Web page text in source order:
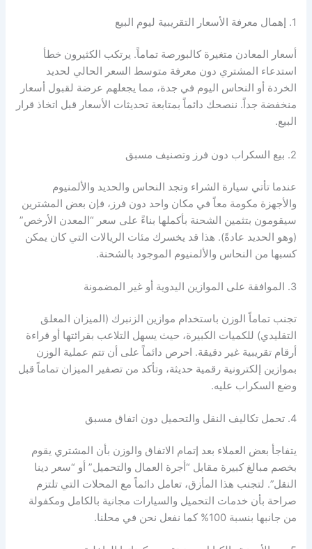
1. إهمال معرفة الأسعار التقريبية ليوم البيع
أسعار المعادن متغيرة كالبورصة تماماً. يرتكب الكثيرون خطأ
استدعاء المشتري دون معرفة متوسط السعر الحالي لحديد
الخردة أو النحاس اليوم في جدة، مما يجعلهم عرضة لقبول أسعار
منخفضة جداً. ننصحك دائماً بمتابعة تحديثات الأسعار قبل اتخاذ قرار
البيع.
2. بيع السكراب دون فرز وتصنيف مسبق
عندما تأتي سيارة الشراء وتجد النحاس والحديد والألمنيوم
والأجهزة مكومة معاً في مكان واحد دون فرز، فإن بعض المشترين
سيقومون بتثمين الشحنة بأكملها بناءً على سعر “المعدن الأرخص”
(وهو الحديد عادةً). هذا قد يخسرك مئات الريالات التي كان يمكن
كسبها من النحاس والألمنيوم الموجود بالشحنة.
3. الموافقة على الموازين اليدوية أو غير المضمونة
تجنب تماماً الوزن باستخدام موازين الزنبرك (الميزان المعلق
التقليدي) للكميات الكبيرة، حيث يسهل التلاعب بقرائتها أو قراءة
أرقام تقريبية غير دقيقة. احرص دائماً على أن تتم عملية الوزن
بموازين إلكترونية رقمية حديثة، وتأكد من تصفير الميزان تماماً قبل
وضع السكراب عليه.
4. تحمل تكاليف النقل والتحميل دون اتفاق مسبق
يتفاجأ بعض العملاء بعد إتمام الاتفاق والوزن بأن المشتري يقوم
بخصم مبالغ كبيرة مقابل “أجرة العمال والتحميل” أو “سعر دينا
النقل”. لتجنب هذا المأزق، تعامل دائماً مع المحلات التي تلتزم
صراحة بأن خدمات التحميل والسيارات مجانية بالكامل ومكفولة
من جانبها بنسبة 100% كما نفعل نحن في محلنا.